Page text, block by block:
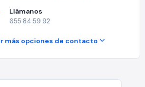
Llámanos
655 84 59 92
más opciones de contacto